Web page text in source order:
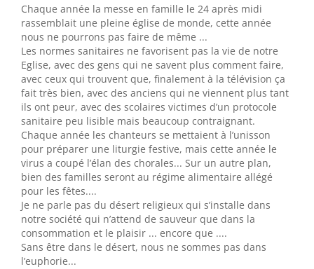
Chaque année la messe en famille le 24 après midi
rassemblait une pleine église de monde, cette année
nous ne pourrons pas faire de même ...
Les normes sanitaires ne favorisent pas la vie de notre
Eglise, avec des gens qui ne savent plus comment faire,
avec ceux qui trouvent que, finalement à la télévision ça
fait très bien, avec des anciens qui ne viennent plus tant
ils ont peur, avec des scolaires victimes d’un protocole
sanitaire peu lisible mais beaucoup contraignant.
Chaque année les chanteurs se mettaient à l’unisson
pour préparer une liturgie festive, mais cette année le
virus a coupé l’élan des chorales... Sur un autre plan,
bien des familles seront au régime alimentaire allégé
pour les fêtes....
Je ne parle pas du désert religieux qui s’installe dans
notre société qui n’attend de sauveur que dans la
consommation et le plaisir ... encore que ....
Sans être dans le désert, nous ne sommes pas dans
l’euphorie...